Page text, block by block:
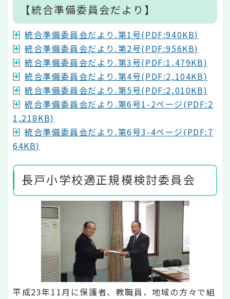
【統合準備委員会だより】
統合準備委員会だより.第1号(PDF:940KB)
統合準備委員会だより.第2号(PDF:956KB)
統合準備委員会だより.第3号(PDF:1,479KB)
統合準備委員会だより.第4号(PDF:2,104KB)
統合準備委員会だより.第5号(PDF:2,010KB)
統合準備委員会だより.第6号1-2ページ(PDF:2
1,218KB)
統合準備委員会だより.第6号3-4ページ(PDF:7
64KB)
長戸小学校適正規模検討委員会
平成23年11月に保護者、教職員、地域の方々で組